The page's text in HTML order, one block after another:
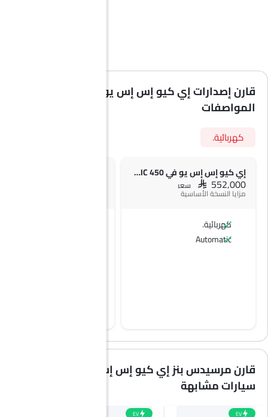
قارن إصدارات إي كيو إس إس يو في حسب
المواصفات
كهربائية.
إي كيو إس إس يو في 450 4MATIC
SAR 552,000 سعر
مزايا النسخة الأساسية
كهربائية.
Automatic
قارن مرسيدس بنز إي كيو إس إس يو في مع
سيارات مشابهة
EV
EV